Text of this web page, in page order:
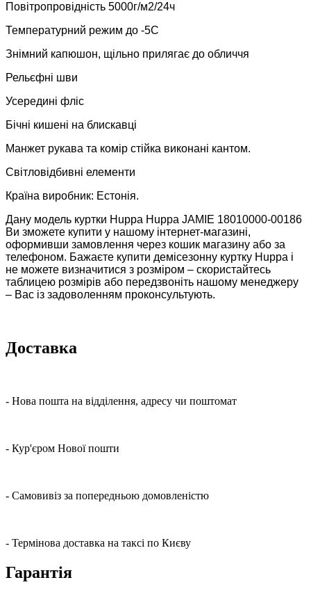
Повітропровідність 5000г/м2/24ч
Температурний режим до -5С
Знімний капюшон, щільно прилягає до обличчя
Рельєфні шви
Усередині фліс
Бічні кишені на блискавці
Манжет рукава та комір стійка виконані кантом.
Світловідбивні елементи
Країна виробник: Естонія.
Дану модель куртки Huppa Huppa JAMIE 18010000-00186
Ви зможете купити у нашому інтернет-магазині,
оформивши замовлення через кошик магазину або за
телефоном. Бажаєте купити демісезонну куртку Huppa і
не можете визначитися з розміром – скористайтесь
таблицею розмірів або передзвоніть нашому менеджеру
– Вас із задоволенням проконсультують.
Доставка
- Нова пошта на відділення, адресу чи поштомат
- Кур'єром Нової пошти
- Самовивіз за попередньою домовленістю
- Термінова доставка на таксі по Києву
Гарантія